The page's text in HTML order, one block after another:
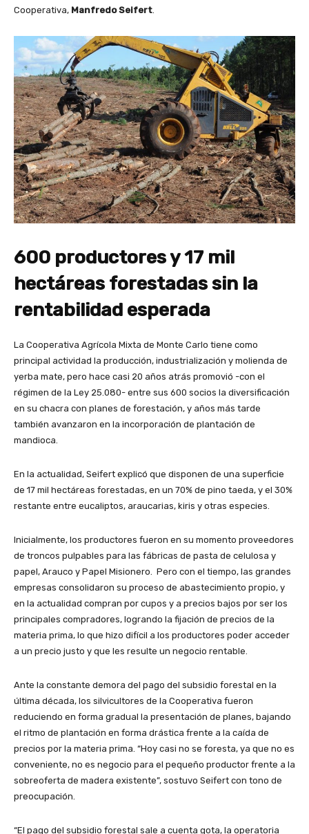
Cooperativa, Manfredo Seifert
600 productores y 17 mil
hectáreas forestadas sin la
rentabilidad esperada
La Cooperativa Agrícola Mixta de Monte Carlo tiene como
principal actividad la producción, industrialización y molienda de
yerba mate, pero hace casi 20 años atrás promovió -con el
régimen de la Ley 25.080- entre sus 600 socios la diversificación
en su chacra con planes de forestación, y años más tarde
también avanzaron en la incorporación de plantación de
mandioca.
En la actualidad, Seifert explicó que disponen de una superficie
de 17 mil hectáreas forestadas, en un 70% de pino taeda, y el 30%
restante entre eucaliptos, araucarias, kiris y otras especies.
Inicialmente, los productores fueron en su momento proveedores
de troncos pulpables para las fábricas de pasta de celulosa y
papel, Arauco y Papel Misionero. Pero con el tiempo, las grandes
empresas consolidaron su proceso de abastecimiento propio, y
en la actualidad compran por cupos y a precios bajos por ser los
principales compradores, logrando la fijación de precios de la
materia prima, lo que hizo difícil a los productores poder acceder
a un precio justo y que les resulte un negocio rentable.
Ante la constante demora del pago del subsidio forestal en la
última década, los silvicultores de la Cooperativa fueron
reduciendo en forma gradual la presentación de planes, bajando
el ritmo de plantación en forma drástica frente a la caída de
precios por la materia prima. “Hoy casi no se foresta, ya que no es
conveniente, no es negocio para el pequeño productor frente a la
sobreoferta de madera existente”, sostuvo Seifert con tono de
preocupación.
“El pago del subsidio forestal sale a cuenta gota, la operatoria